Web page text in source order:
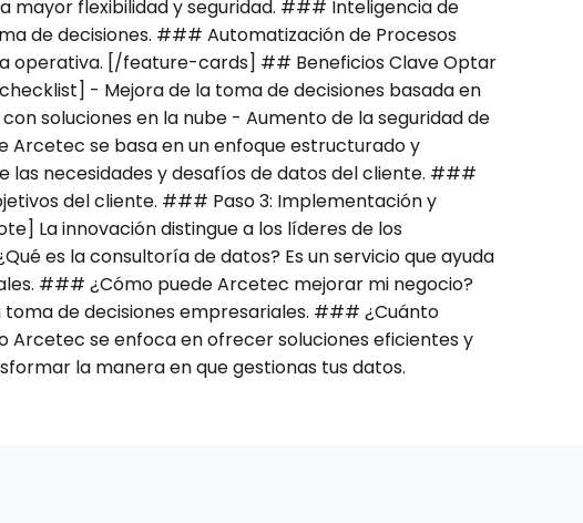
mayor flexibilidad y seguridad. ### Inteligencia de
de decisiones. ### Automatización de Procesos
operativa. [/feature-cards] ## Beneficios Clave Optar
- Mejora de la toma de decisiones basada en
soluciones en la nube - Aumento de la seguridad de
se basa en un enfoque estructurado y
las necesidades y desafíos de datos del cliente. ###
del cliente. ### Paso 3: Implementación y
La innovación distingue a los líderes de los
es la consultoría de datos? Es un servicio que ayuda
### ¿Cómo puede Arcetec mejorar mi negocio?
de decisiones empresariales. ### ¿Cuánto
Arcetec se enfoca en ofrecer soluciones eficientes y
la manera en que gestionas tus datos.